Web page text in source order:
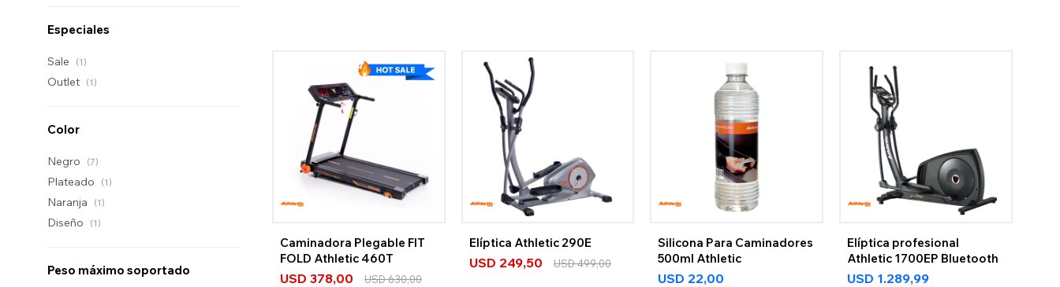
Caminadora Plegable FIT
FOLD Athletic 460T
USD 378,00 USD630,00
Elíptica Athletic 290E
USD 249,50 USD499,00
Silicona Para Caminadores
500ml Athletic
USD 22,00
Elíptica profesional
Athletic 1700EP Bluetooth
USD 1.289,99
Especiales
Sale (1)
Outlet (1)
Color
Negro (7)
Plateado (1)
Naranja (1)
Diseño (1)
Peso máximo soportado